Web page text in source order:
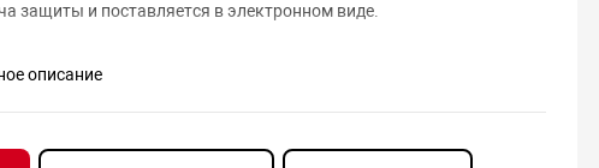
защиты и поставляется в электронном виде.
описание